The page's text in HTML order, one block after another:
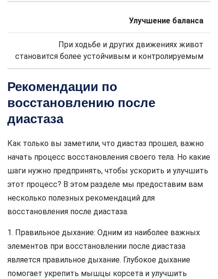
Улучшение баланса
При ходьбе и других движениях живот
становится более устойчивым и контролируемым
Рекомендации по
восстановлению после
диастаза
Как только вы заметили, что диастаз прошел, важно
начать процесс восстановления своего тела. Но какие
шаги нужно предпринять, чтобы ускорить и улучшить
этот процесс? В этом разделе мы предоставим вам
несколько полезных рекомендаций для
восстановления после диастаза.
1. Правильное дыхание: Одним из наиболее важных
элементов при восстановлении после диастаза
является правильное дыхание. Глубокое дыхание
помогает укрепить мышцы корсета и улучшить